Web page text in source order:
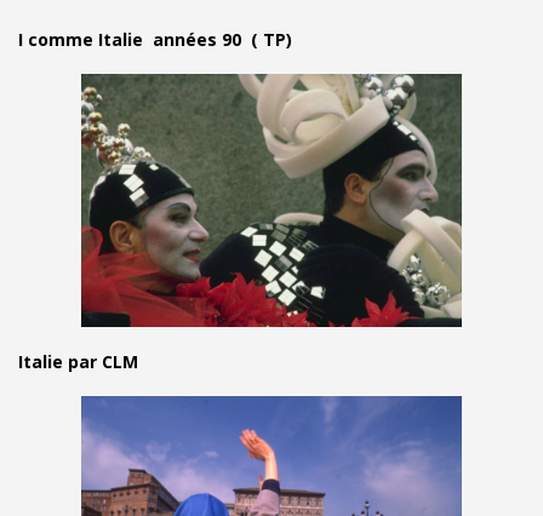
I comme Italie années 90 ( TP)
Italie par CLM